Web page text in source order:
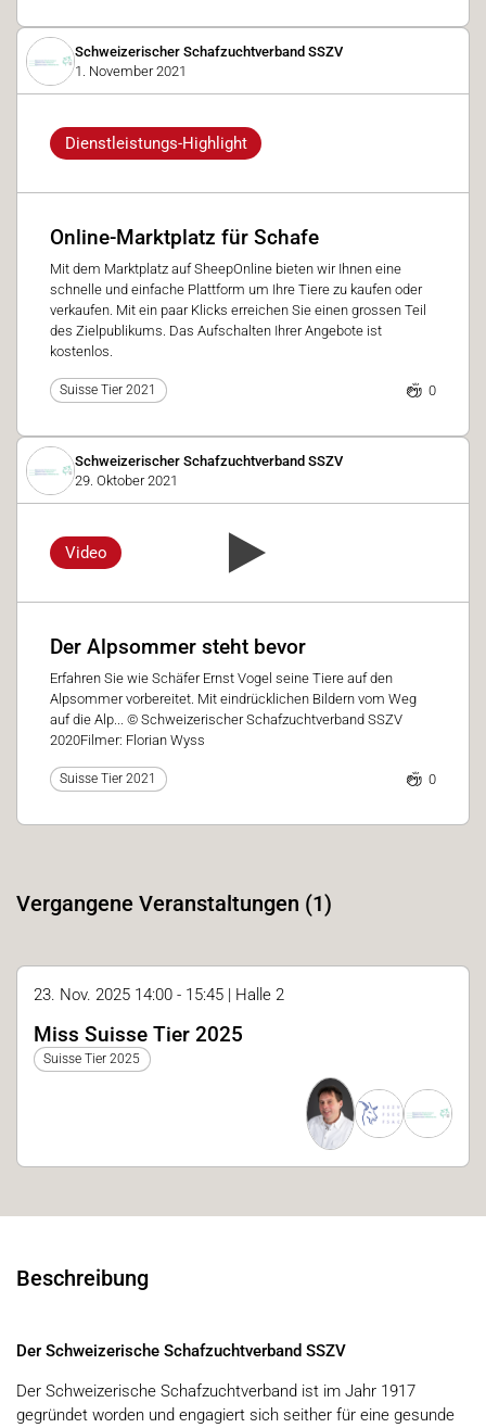
Schweizerischer Schafzuchtverband SSZV
1. November 2021
Dienstleistungs-Highlight
Online-Marktplatz für Schafe
Mit dem Marktplatz auf SheepOnline bieten wir Ihnen eine
schnelle und einfache Plattform um Ihre Tiere zu kaufen oder
verkaufen. Mit ein paar Klicks erreichen Sie einen grossen Teil
des Zielpublikums. Das Aufschalten Ihrer Angebote ist
kostenlos.
Suisse Tier 2021 0
Schweizerischer Schafzuchtverband SSZV
29. Oktober 2021
Video
Der Alpsommer steht bevor
Erfahren Sie wie Schäfer Ernst Vogel seine Tiere auf den
Alpsommer vorbereitet. Mit eindrücklichen Bildern vom Weg
auf die Alp... © Schweizerischer Schafzuchtverband SSZV
2020Filmer: Florian Wyss
Suisse Tier 2021 0
Vergangene Veranstaltungen (1)
23. Nov. 2025 14:00 - 15:45 | Halle 2
Miss Suisse Tier 2025
Suisse Tier 2025
Beschreibung
Der Schweizerische Schafzuchtverband SSZV
Der Schweizerische Schafzuchtverband ist im Jahr 1917
gegründet worden und engagiert sich seither für eine gesunde